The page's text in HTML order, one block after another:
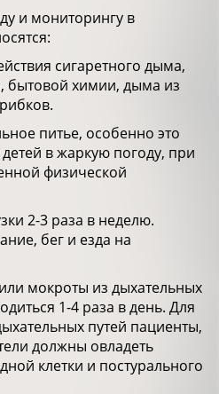
и мониторингу в
сигаретного дыма,
бытовой химии, дыма из
питье, особенно это
в жаркую погоду, при
физической
2-3 раза в неделю.
бег и езда на
мокроты из дыхательных
1-4 раза в день. Для
путей пациенты,
должны овладеть
клетки и постурального